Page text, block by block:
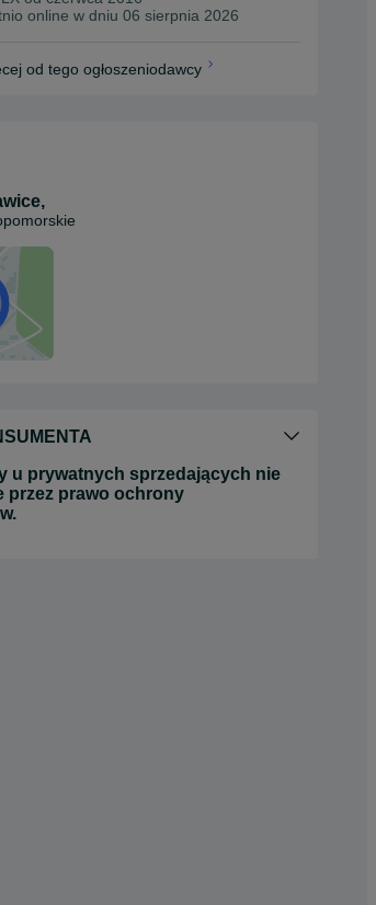
online w dniu 06 sierpnia 2026
od tego ogłoszeniodawcy
,
u prywatnych sprzedających nie
przez prawo ochrony